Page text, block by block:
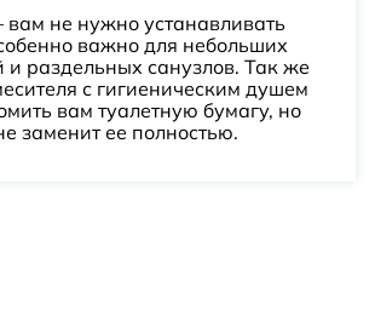
вам не нужно устанавливать
важно для небольших
раздельных санузлов. Так же
с гигиеническим душем
вам туалетную бумагу, но
заменит ее полностью.